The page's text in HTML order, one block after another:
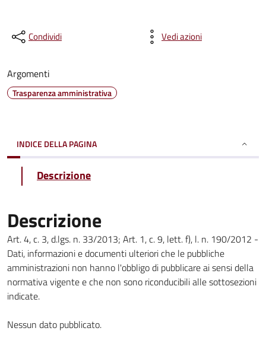
Condividi Vedi azioni
Argomenti
Trasparenza amministrativa
INDICE DELLA PAGINA
Descrizione
Descrizione
Art. 4, c. 3, d.lgs. n. 33/2013; Art. 1, c. 9, lett. f), l. n. 190/2012 -
Dati, informazioni e documenti ulteriori che le pubbliche
amministrazioni non hanno l'obbligo di pubblicare ai sensi della
normativa vigente e che non sono riconducibili alle sottosezioni
indicate.
Nessun dato pubblicato.